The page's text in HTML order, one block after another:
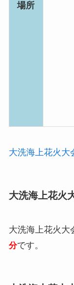
場所
大洗海上花火大
大洗海上花火
大洗海上花火大
分です。